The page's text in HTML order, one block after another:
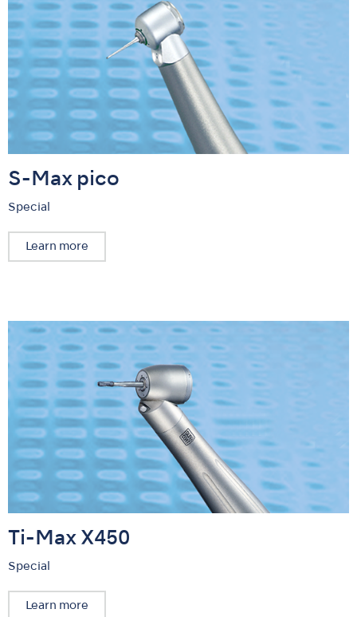
S-Max pico
Special
Learn more
Ti-Max X450
Special
Learn more